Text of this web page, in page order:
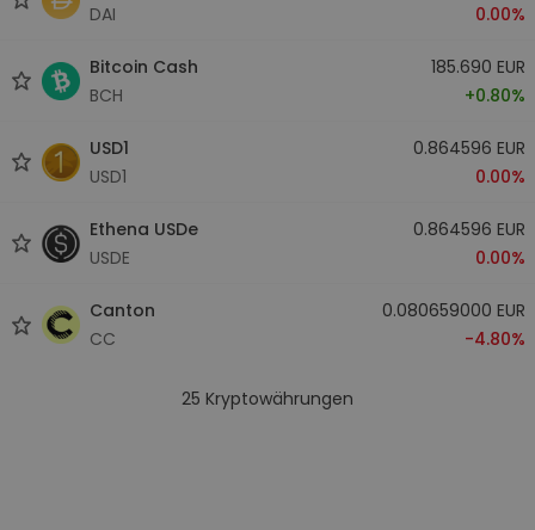
DAI
0.00%
Bitcoin Cash
BCH
185.690 EUR
+0.80%
USD1
USD1
0.864596 EUR
0.00%
Ethena USDe
USDE
0.864596 EUR
0.00%
Canton
CC
0.080659000 EUR
-4.80%
25 Kryptowährungen